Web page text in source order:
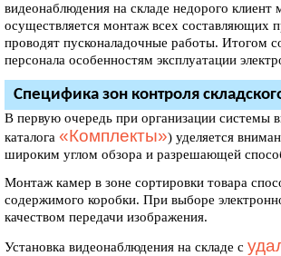
видеонаблюдения на складе недорого
осуществляется монтаж всех составляющих
проводят пусконаладочные работы. Итогом
персонала особенностям эксплуатации
Специфика зон контроля
В первую очередь при организации системы
каталога «Комплекты») уделяется
широким углом обзора и разрешающей
Монтаж камер в зоне сортировки товара
содержимого коробки. При выборе
качеством передачи изображения.
Установка видеонаблюдения на складе с